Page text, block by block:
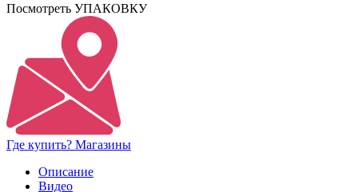
Посмотреть УПАКОВКУ
Где купить? Магазины
Описание
Видео